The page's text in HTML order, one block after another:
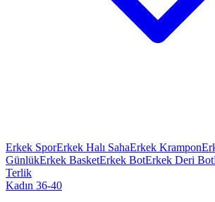
Erkek SporErkek Halı SahaErkek Krampon
GünlükErkek BasketErkek BotErkek Deri Bot
Terlik
Kadın 36-40